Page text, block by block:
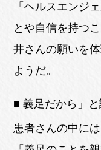
「ヘルスエンジ
とや自信を持つ
井さんの願いを
ようだ。
■ 義足だから」
患者さんの中には